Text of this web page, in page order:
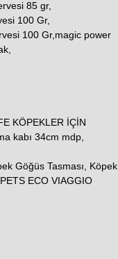
85 gr,
100 Gr,
100 Gr,magic power
KÖPEKLER İÇİN
kabı 34cm mdp,
Göğüs Tasması, Köpek
ECO VIAGGIO